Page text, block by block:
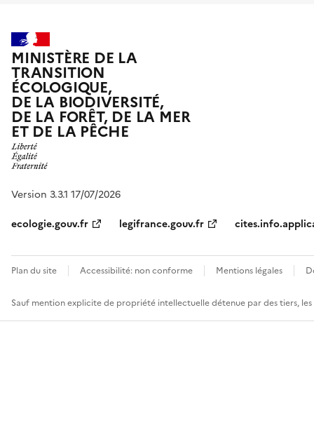
MINISTÈRE DE LA
TRANSITION
ÉCOLOGIQUE,
DE LA BIODIVERSITÉ,
DE LA FORÊT, DE LA MER
ET DE LA PÊCHE
Version 3.3.1 17/07/2026
ecologie.gouv.fr
legifrance.gouv.fr
Plan du site Accessibilité: non conforme Mentions légales
Sauf mention explicite de propriété intellectuelle détenue par des tiers,